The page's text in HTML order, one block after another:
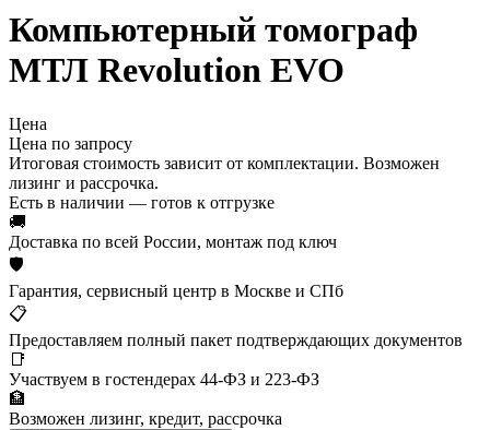
Компьютерный томограф
МТЛ Revolution EVO
Цена
Цена по запросу
Итоговая стоимость зависит от комплектации. Возможен
лизинг и рассрочка.
Есть в наличии — готов к отгрузке
🚚
Доставка по всей России, монтаж под ключ
🛡
Гарантия, сервисный центр в Москве и СПб
📋
Предоставляем полный пакет подтверждающих документов
📑
Участвуем в гостендерах 44-ФЗ и 223-ФЗ
🏦
Возможен лизинг, кредит, рассрочка